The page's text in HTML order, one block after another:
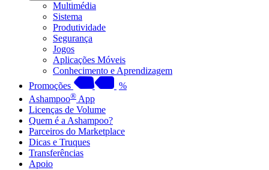
Multimédia
Sistema
Produtividade
Segurança
Jogos
Aplicações Móveis
Conhecimento e Aprendizagem
Promoções
%
Ashampoo® App
Licenças de Volume
Quem é a Ashampoo?
Parceiros do Marketplace
Dicas e Truques
Transferências
Apoio